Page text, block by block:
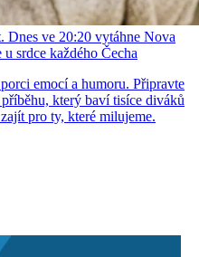
Dnes ve 20:20 vytáhne Nova
srdce každého Čecha
emocí a humoru. Připravte
který baví tisíce diváků
pro ty, které milujeme.